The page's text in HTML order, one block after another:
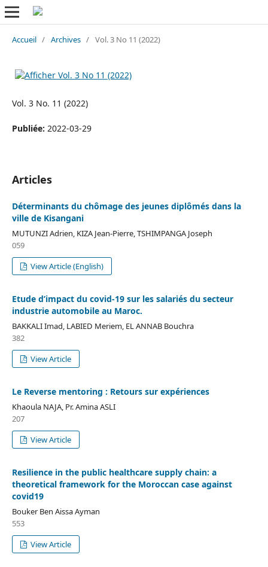
Accueil / Archives / Vol. 3 No 11 (2022)
Vol. 3 No. 11 (2022)
Publiée: 2022-03-29
Articles
Déterminants du chômage des jeunes diplômés dans la
ville de Kisangani
MUTUNZI Adrien, KIZA Jean-Pierre, TSHIMPANGA Joseph
059
View Article (English)
Etude d’impact du covid-19 sur les salariés du secteur
industrie automobile au Maroc.
BAKKALI Imad, LABIED Meriem, EL ANNAB Bouchra
382
View Article
Le Reverse mentoring : Retours sur expériences
Khaoula NAJA, Pr. Amina ASLI
207
View Article
Resilience in the public healthcare supply chain: a
theoretical framework for the Moroccan case against
covid19
Bouker Ben Aissa Ayman
553
View Article